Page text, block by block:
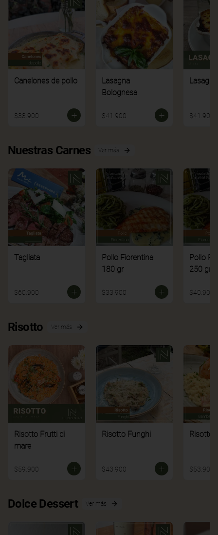
Canelones de pollo
$38.900
Lasagna
Bolognesa
$41.900 $41.900
Nuestras Carnes Ver más
Tagliata
$60.900
Pollo Fiorentina
180 gr
$33.900
Pollo
250 gr
$40.900
Risotto Ver más
Risotto Frutti di
mare
$59.900
Risotto Funghi
$43.900
Risotto
$53.900
Dolce Dessert Ver más